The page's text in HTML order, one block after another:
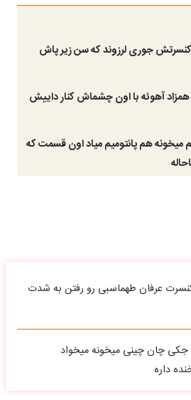
کنسرتش جوری لرزوند که سن زیر پاش
همزاد آهوئه با اون چشماش کنار داییش
میخونه هم پانتومیم میاد اون قسمت که
کنسرت عرفان طهماسبی رو رفتن به شدت
جکی چان چینی میخونه میخواد
داره